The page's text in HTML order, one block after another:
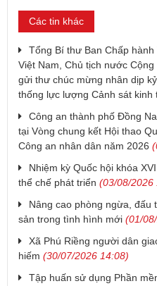
Các tin khác
Tổng Bí thư Ban Chấp
Việt Nam, Chủ tịch nước
gửi thư chúc mừng nhân dịp
thống lực lượng Cảnh sát kinh
Công an thành phố Đồng
tại Vòng chung kết Hội thao
Công an nhân dân năm 2026
Nhiệm kỳ Quốc hội khóa
thể chế phát triển (03/08/2026
Nâng cao phòng ngừa, đấu
sản trong tình hình mới (01/
Xã Phú Riềng người dân
hiếm (30/07/2026 14:08)
Tập huấn sử dụng Phần